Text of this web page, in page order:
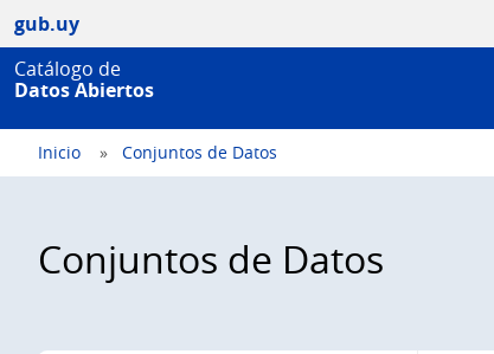
gub.uy
Catálogo de
Datos Abiertos
Inicio Conjuntos de Datos
Conjuntos de Datos